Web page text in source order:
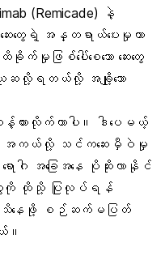
(Remicade) နဲ့
ေးတွေရဲ့ အန္တရာယ်ပေးမှုဟာ
က်မှုဖြစ်ပေါ်စေသော ဆေးတွေ
း ယူဆလို့ရတယ်လို့ အချို့သော
န့်ထားလိုက်တာပါ။ ဒါပေမယ့်
အကယ်လို့ သင်ကဆေးမှီဝဲမှု
ဂါ အခြေအနေ ပိုဆိုးလာနိုင်
တွေကို ထိုသို့ ပြုလုပ်ရန်
အနေကိုသိနေဖို့ စဉ်ဆက်မပြတ်
။